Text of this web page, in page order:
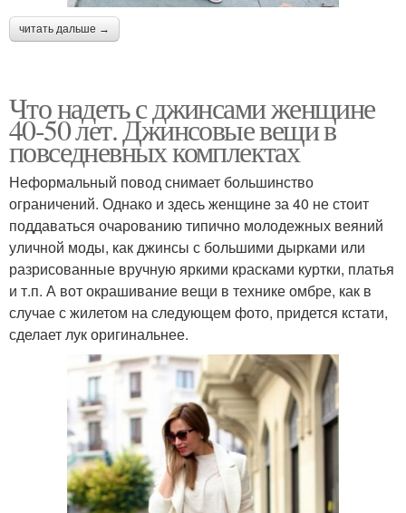
читать дальше →
Что надеть с джинсами женщине
40-50 лет. Джинсовые вещи в
повседневных комплектах
Неформальный повод снимает большинство
ограничений. Однако и здесь женщине за 40 не стоит
поддаваться очарованию типично молодежных веяний
уличной моды, как джинсы с большими дырками или
разрисованные вручную яркими красками куртки, платья
и т.п. А вот окрашивание вещи в технике омбре, как в
случае с жилетом на следующем фото, придется кстати,
сделает лук оригинальнее.